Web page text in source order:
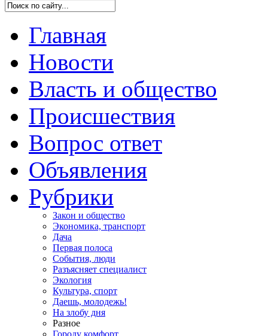
Главная
Новости
Власть и общество
Происшествия
Вопрос ответ
Объявления
Рубрики
Закон и общество
Экономика, транспорт
Дача
Первая полоса
События, люди
Разъясняет специалист
Экология
Культура, спорт
Даешь, молодежь!
На злобу дня
Разное
Городу комфорт